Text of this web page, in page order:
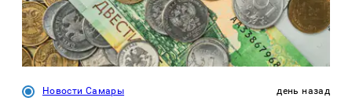
Новости Самары день назад